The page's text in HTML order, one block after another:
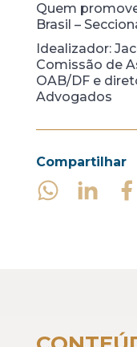
Quem
Brasil –
Idealizador:
Comissão de
OAB/DF e
Advogados
Compartilhar